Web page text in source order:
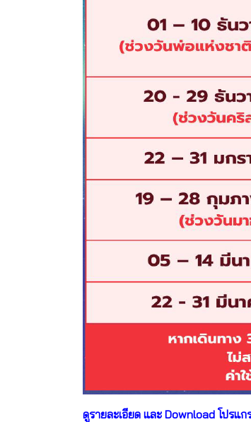
ดูรายละเอียด และ Download โปรแก